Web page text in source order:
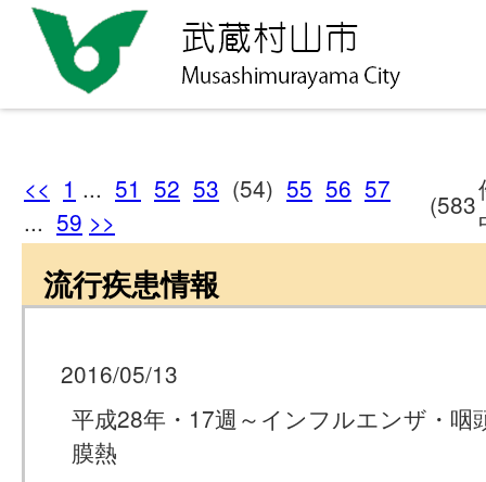
<< 1 ... 51 52 53 (54) 55 56 57
... 59 >>
(583
流行疾患情報
2016/05/13
平成28年・17週～インフルエンザ・咽
膜熱